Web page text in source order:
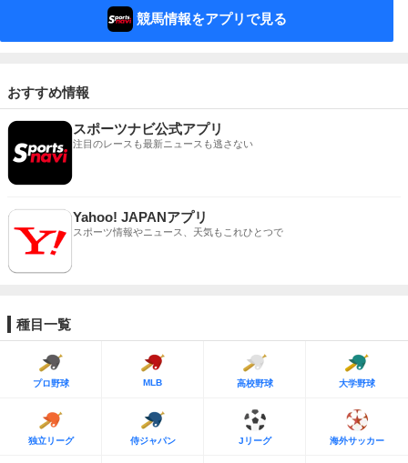
競馬情報をアプリで見る
おすすめ情報
スポーツナビ公式アプリ
注目のレースも最新ニュースも逃さない
Yahoo! JAPANアプリ
スポーツ情報やニュース、天気もこれひとつで
種目一覧
プロ野球 MLB 高校野球 大学野球
独立リーグ 侍ジャパン Jリーグ 海外サッカー